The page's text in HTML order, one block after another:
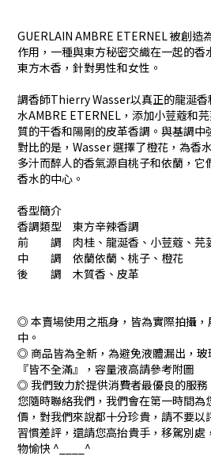
GUERLAIN AMBRE ETERNEL 被創
作用，一種與東方秘密交織在一起的
東方木香，針對男性和女性。
調香師Thierry Wasser以真正的龍涎香
水AMBRE ETERNEL，添加小荳蔻和
質的干香和陽剛的皮革香調。與基調中
對比的是，Wasser 選擇了橙花，為香
多汁而醉人的香氣源自桃子和依蘭，
香水的中心。
香型簡介
香調類型 東方辛辣香調
前 調 肉桂、龍涎香、小荳蔻、芫
中 調 依蘭依蘭、桃子、橙花
後 調 木質香、皮革
◎ 本賣場使用之瓶身，皆為實際拍攝，
中。
◎ 商品皆為全新，為避免液體漏出，
『皆不全滿』，容量液高請參考附圖
◎ 我們致力於提供消費者最優良的服
您隨時聯絡我們，我們會在第一時間
價，對我們來說都十分珍貴，請不要以
習慣差評，還請您高抬貴手，移駕別處
物愉快 ^____^